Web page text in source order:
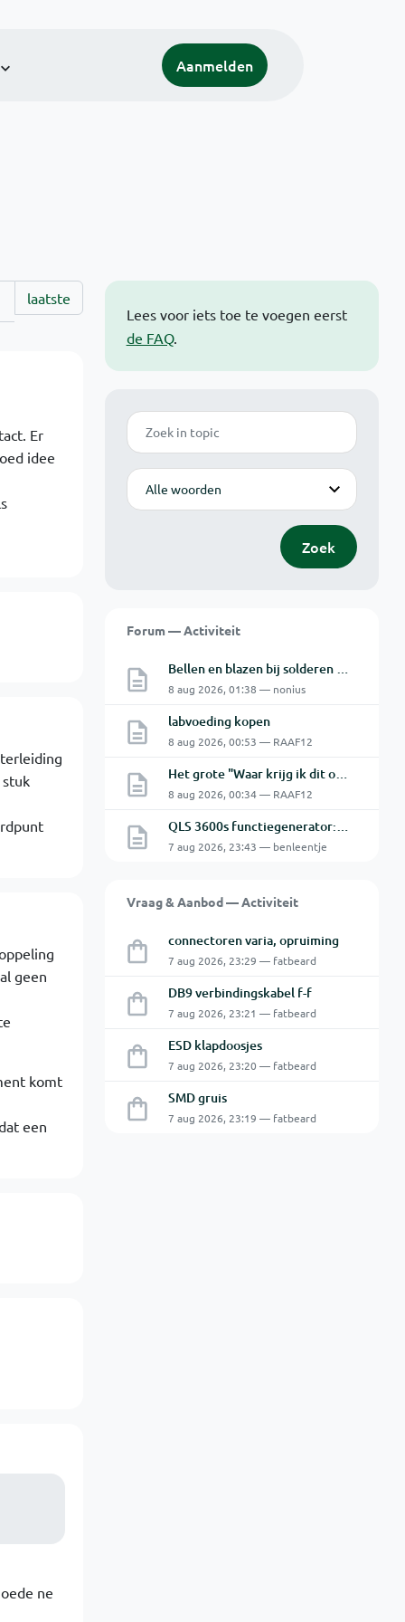
Aanmelden
Lees voor iets toe te voegen eerst
de FAQ.
Zoek
Modus
Zoek
Forum — Activiteit
Bellen en blazen bij solderen van Chinese PCBs
8 aug 2026, 01:38 — nonius
labvoeding kopen
8 aug 2026, 00:53 — RAAF12
Het grote "Waar krijg ik dit onderdeel" topic Deel 11
8 aug 2026, 00:34 — RAAF12
QLS 3600s functiegenerator: software verbinden lukt niet.
7 aug 2026, 23:43 — benleentje
Vraag & Aanbod — Activiteit
connectoren varia, opruiming
7 aug 2026, 23:29 — fatbeard
DB9 verbindingskabel f-f
7 aug 2026, 23:21 — fatbeard
ESD klapdoosjes
7 aug 2026, 23:20 — fatbeard
SMD gruis
7 aug 2026, 23:19 — fatbeard
laatste
Er
idee
geen
komt
een
ne